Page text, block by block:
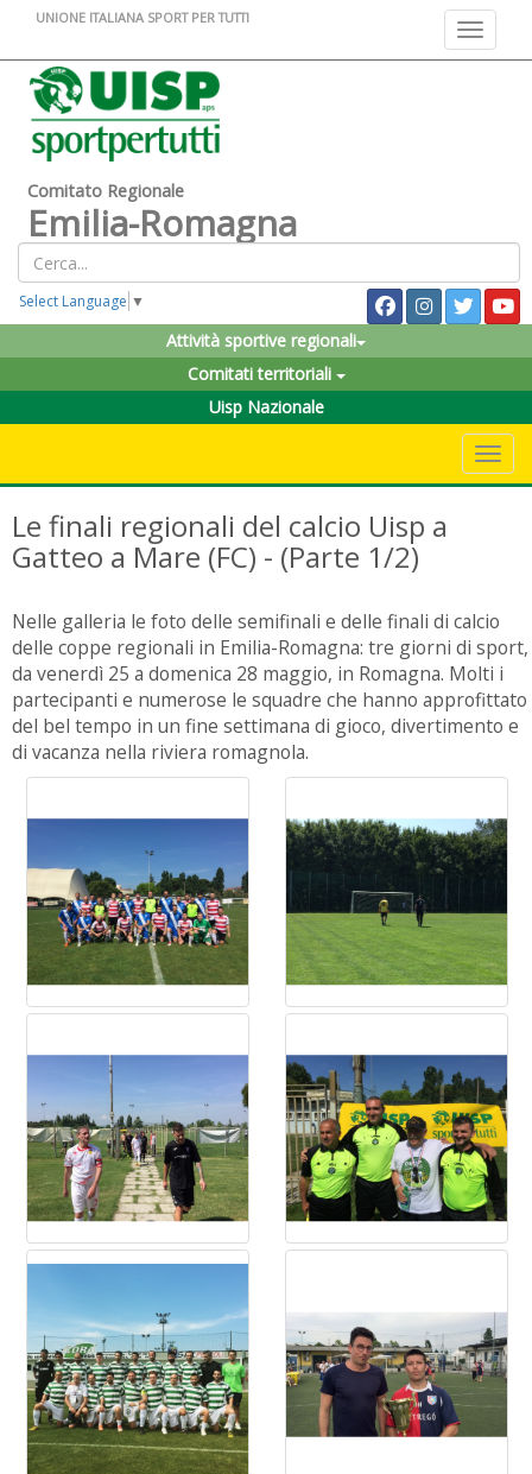
Toggle
UNIONE ITALIANA SPORT PER TUTTI
Comitato Regionale
Emilia-Romagna
Select Language ▼
Attività sportive regionali
Comitati territoriali
Uisp Nazionale
Le finali regionali del calcio Uisp a
Gatteo a Mare (FC) - (Parte 1/2)
Nelle galleria le foto delle semifinali e delle finali di calcio
delle coppe regionali in Emilia-Romagna: tre giorni di sport,
da venerdì 25 a domenica 28 maggio, in Romagna. Molti i
partecipanti e numerose le squadre che hanno approfittato
del bel tempo in un fine settimana di gioco, divertimento e
di vacanza nella riviera romagnola.